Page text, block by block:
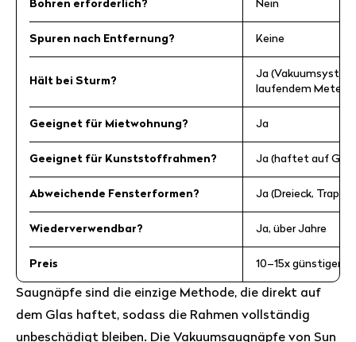
Bohren erforderlich? Nein
Spuren nach Entfernung? Keine
Hält bei Sturm?
Ja
laufendem Meter)
Geeignet für Mietwohnung? Ja
Geeignet für Kunststoffrahmen? Ja (haftet auf
Abweichende Fensterformen? Ja (Dreieck,
Wiederverwendbar? Ja, über Jahre
Preis 10–15x günstiger
Saugnäpfe sind die einzige Methode, die direkt auf
dem Glas haftet, sodass die Rahmen vollständig
unbeschädigt bleiben. Die Vakuumsaugnäpfe von Sun